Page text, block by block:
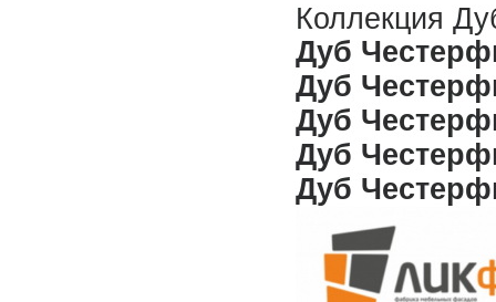
Коллекция
Дуб
Дуб
Дуб
Дуб
Дуб